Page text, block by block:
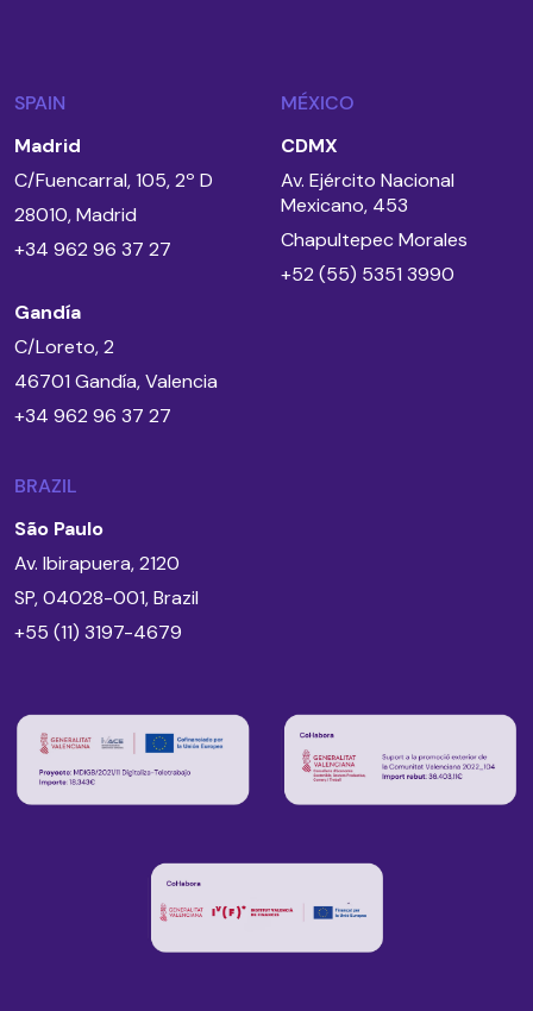
SPAIN
Madrid
C/Fuencarral, 105, 2º D
28010, Madrid
+34 962 96 37 27
Gandía
C/Loreto, 2
46701 Gandía, Valencia
+34 962 96 37 27
MÉXICO
CDMX
Av. Ejército Nacional
Mexicano, 453
Chapultepec Morales
+52 (55) 5351 3990
BRAZIL
São Paulo
Av. Ibirapuera, 2120
SP, 04028-001, Brazil
+55 (11) 3197-4679